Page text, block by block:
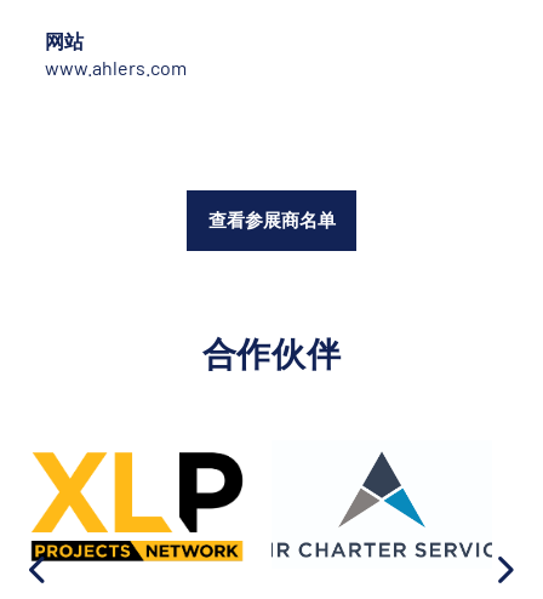
网站
www.ahlers.com
查看参展商名单
合作伙伴